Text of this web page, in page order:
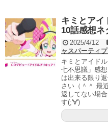
キミとアイ
10話感想ネ
2025/4/12
ャスパーティ
キミとアイド
七不思議」感
は出来る限り
さい（＾＾ 最
返してない場
す(;'∀')